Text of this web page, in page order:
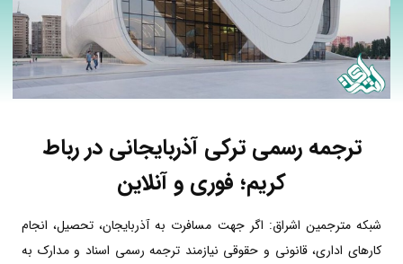
ترجمه رسمی ترکی آذربایجانی در رباط
کریم؛ فوری و آنلاین
شبکه مترجمین اشراق: اگر جهت مسافرت به آذربایجان، تحصیل، انجام
کارهای اداری، قانونی و حقوقی نیازمند ترجمه رسمی اسناد و مدارک به